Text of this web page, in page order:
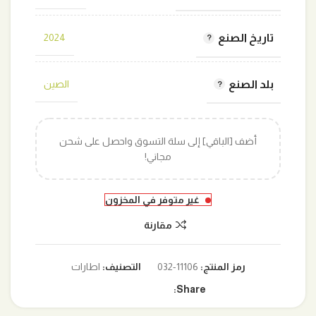
تاريخ الصنع 2024
بلد الصنع الصين
أضف [الباقي] إلى سلة التسوق واحصل على شحن
مجاني!
غير متوفر في المخزون
مقارنة
رمز المنتج: 11106-032 التصنيف: اطارات
Share: